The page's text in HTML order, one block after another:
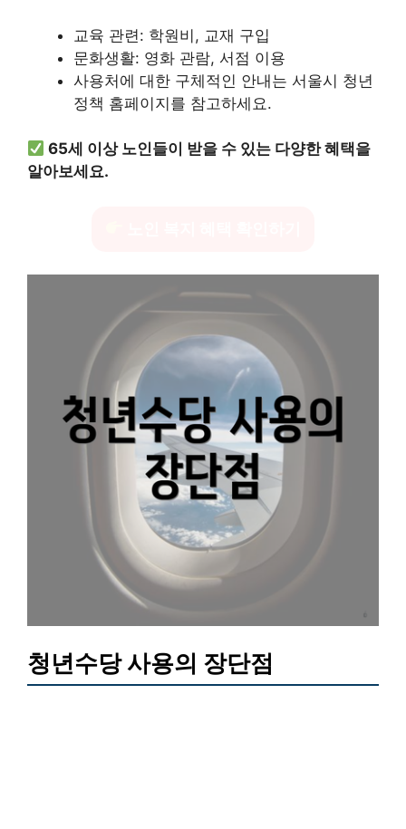
교육 관련: 학원비, 교재 구입
문화생활: 영화 관람, 서점 이용
사용처에 대한 구체적인 안내는 서울시 청년
정책 홈페이지를 참고하세요.
65세 이상 노인들이 받을 수 있는 다양한 혜택을
알아보세요.
청년수당 사용의 장단점